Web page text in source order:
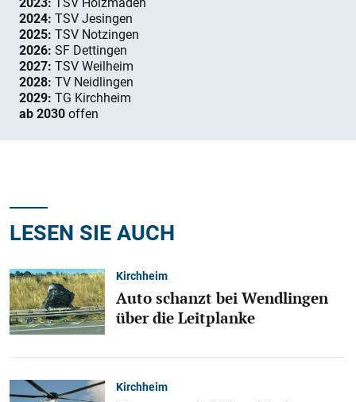
2024: TSV Jesingen
2025: TSV Notzingen
2026: SF Dettingen
2027: TSV Weilheim
2028: TV Neidlingen
2029: TG Kirchheim
ab 2030offen
LESEN SIE AUCH
Kirchheim
Auto schanzt bei Wendlingen
über die Leitplanke
Kirchheim